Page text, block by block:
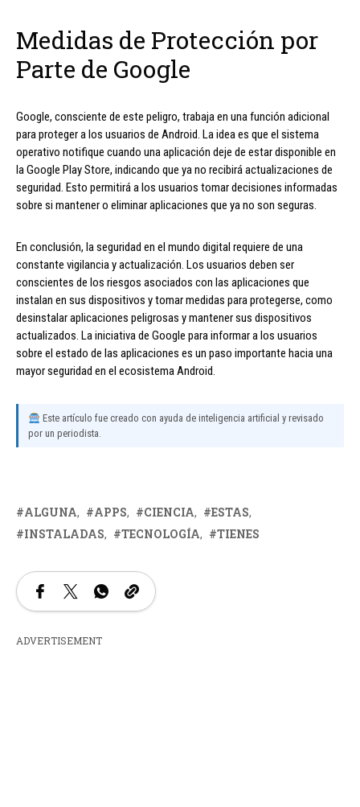
Medidas de Protección por
Parte de Google
Google, consciente de este peligro, trabaja en una función adicional
para proteger a los usuarios de Android. La idea es que el sistema
operativo notifique cuando una aplicación deje de estar disponible en
la Google Play Store, indicando que ya no recibirá actualizaciones de
seguridad. Esto permitirá a los usuarios tomar decisiones informadas
sobre si mantener o eliminar aplicaciones que ya no son seguras.
En conclusión, la seguridad en el mundo digital requiere de una
constante vigilancia y actualización. Los usuarios deben ser
conscientes de los riesgos asociados con las aplicaciones que
instalan en sus dispositivos y tomar medidas para protegerse, como
desinstalar aplicaciones peligrosas y mantener sus dispositivos
actualizados. La iniciativa de Google para informar a los usuarios
sobre el estado de las aplicaciones es un paso importante hacia una
mayor seguridad en el ecosistema Android.
Este artículo fue creado con ayuda de inteligencia artificial y revisado
por un periodista.
ALGUNA APPS CIENCIA
ESTAS
INSTALADAS
TECNOLOGÍA TIENES
ADVERTISEMENT